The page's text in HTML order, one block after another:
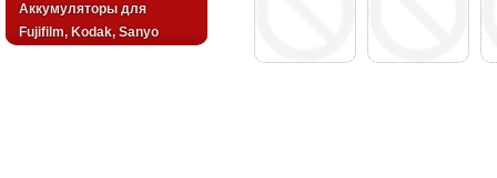
Аккумуляторы для
Fujifilm, Kodak, Sanyo